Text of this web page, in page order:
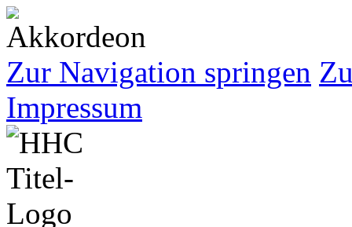
Zur Navigation springen
Impressum